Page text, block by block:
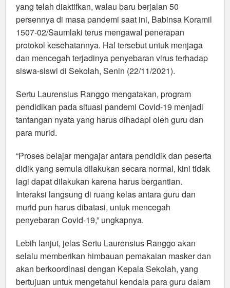
yang telah diaktifkan, walau baru berjalan 50
persennya di masa pandemi saat ini, Babinsa Koramil
1507-02/Saumlaki terus mengawal penerapan
protokol kesehatannya. Hal tersebut untuk menjaga
dan mencegah terjadinya penyebaran virus terhadap
siswa-siswi di Sekolah, Senin (22/11/2021).
Sertu Laurensius Ranggo mengatakan, program
pendidikan pada situasi pandemi Covid-19 menjadi
tantangan nyata yang harus dihadapi oleh guru dan
para murid.
“Proses belajar mengajar antara pendidik dan peserta
didik yang semula dilakukan secara normal, kini tidak
lagi dapat dilakukan karena harus bergantian.
Interaksi langsung di ruang kelas antara guru dan
murid pun harus dibatasi, untuk mencegah
penyebaran Covid-19,” ungkapnya.
Lebih lanjut, jelas Sertu Laurensius Ranggo akan
selalu memberikan himbauan pemakaian masker dan
akan berkoordinasi dengan Kepala Sekolah, yang
bertujuan untuk mengetahui kendala para guru dalam